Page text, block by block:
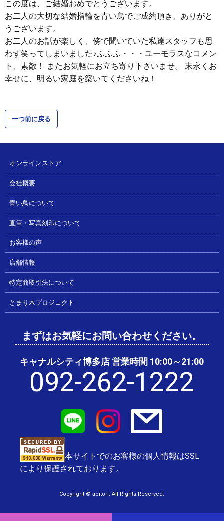
この度は、ご結婚おめでとうございます。
お二人の大切な結婚指輪を青い鳥でご成約頂き、ありがと
うございます。
お二人のお話が楽しく、傍で聞いていた私達スタッフも思
わず笑ってしまいました♪ふふふ・・・ユーモラスなコメン
ト、素敵！ またお気軽にお立ち寄り下さいませ。 末永くお
幸せに、明るい家庭を築いてくださいね！
一つ前に戻る
オンラインストア
会社概要
青い鳥について
直筆・写真刻印について
お客様の声
店舗情報
特定商取引法について
とまり木プロジェクト
まずはお気軽にお問い合わせください。
キャナルシティ博多店 営業時間 10:00～21:00
092-262-1222
本サイトでのお客様の個人情報はSSL
により保護されております。
Copyright © aoitori. All Rights Reserved.